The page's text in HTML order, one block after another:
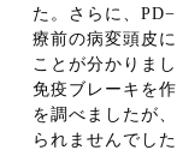
た。さらに、
療前の病変頭皮
ことが分かりま
免疫ブレーキを
を調べましたが
られませんでした